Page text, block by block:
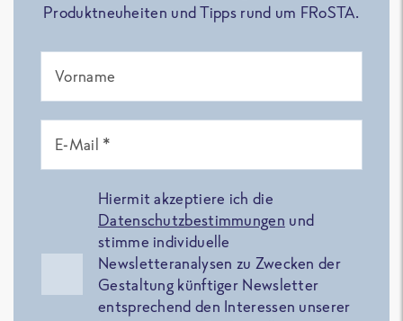
Produktneuheiten und Tipps rund um FRoSTA.
Vorname
E-Mail *
Hiermit akzeptiere ich die
Datenschutzbestimmungen und
stimme individuelle
Newsletteranalysen zu Zwecken der
Gestaltung künftiger Newsletter
entsprechend den Interessen unserer